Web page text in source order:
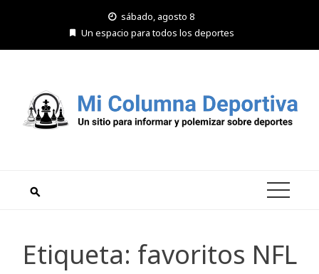
sábado, agosto 8
Un espacio para todos los deportes
Etiqueta: favoritos NFL